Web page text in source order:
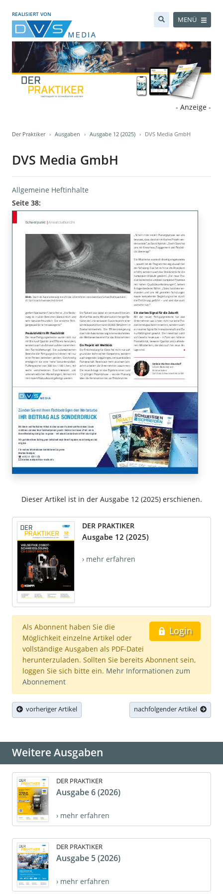
REALISIERT VON
MENÜ
- Anzeige -
Der Praktiker Ausgaben Ausgabe 12 (2025) DVS Media GmbH
DVS Media GmbH
Allgemeine Heftinhalte
Seite 38:
Dieser Artikel ist in der Ausgabe 12 (2025) erschienen.
DER PRAKTIKER
Ausgabe 12 (2025)
› mehr erfahren
Login
Als Abonnent haben Sie die
Möglichkeit einzelne Artikel oder
vollständige Ausgaben als PDF-Datei
herunterzuladen. Sollten Sie bereits Abonnent sein,
loggen Sie sich bitte ein. Mehr Informationen zum
Abonnement
vorheriger Artikel nachfolgender Artikel
Weitere Ausgaben
DER PRAKTIKER
Ausgabe 6 (2026)
› mehr erfahren
DER PRAKTIKER
Ausgabe 5 (2026)
› mehr erfahren